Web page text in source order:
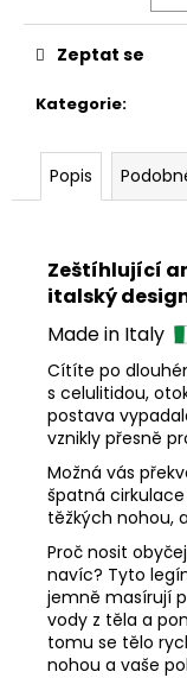
Kategorie:
Zeptat se
Popis
Zeštíhlující
italský
Made in Italy
Cítíte po
s celulitidou,
postava
vznikly přesně
Možná vás
špatná
těžkých nohou,
Proč nosit
navíc? Tyto
jemně masírují
vody z těla a
tomu se tělo
nohou a vaše